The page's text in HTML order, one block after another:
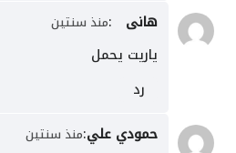
هانى :منذ سنتين
ياريت يحمل
رد
حمودي علي:منذ سنتين